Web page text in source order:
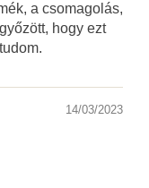
a csomagolás,
hogy ezt
14/03/2023